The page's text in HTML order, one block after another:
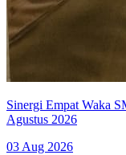
Sinergi Empat Waka
Agustus 2026
03 Aug 2026